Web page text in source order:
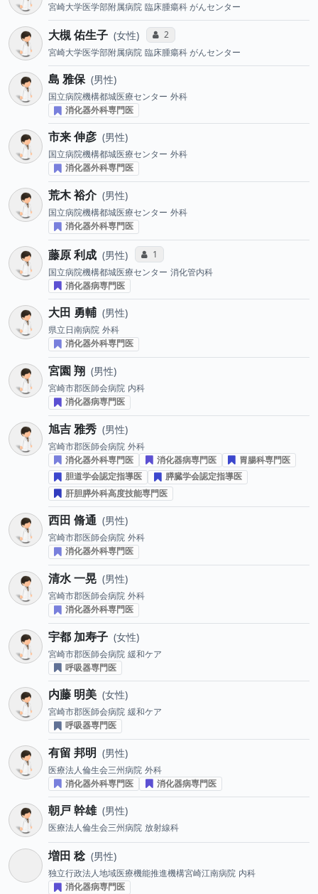
宮崎大学医学部附属病院 臨床腫瘍科 がんセンター
大槻 佑生子 女性 コミュニケーション・タイプ投票数
2
宮崎大学医学部附属病院 臨床腫瘍科 がんセンター
島 雅保 男性
国立病院機構都城医療センター 外科
消化器外科専門医
市来 伸彦 男性
国立病院機構都城医療センター 外科
消化器外科専門医
荒木 裕介 男性
国立病院機構都城医療センター 外科
消化器外科専門医
藤原 利成 男性 コミュニケーション・タイプ投票数
1
国立病院機構都城医療センター 消化管内科
消化器病専門医
大田 勇輔 男性
県立日南病院 外科
消化器外科専門医
宮園 翔 男性
宮崎市郡医師会病院 内科
消化器病専門医
旭吉 雅秀 男性
宮崎市郡医師会病院 外科
消化器外科専門医
消化器病専門医
胃腸科専門医
胆道学会認定指導医
膵臓学会認定指導医
肝胆膵外科高度技能専門医
西田 脩通 男性
宮崎市郡医師会病院 外科
消化器外科専門医
清水 一晃 男性
宮崎市郡医師会病院 外科
消化器外科専門医
宇都 加寿子 女性
宮崎市郡医師会病院 緩和ケア
呼吸器専門医
内藤 明美 女性
宮崎市郡医師会病院 緩和ケア
呼吸器専門医
有留 邦明 男性
医療法人倫生会三州病院 外科
消化器外科専門医
消化器病専門医
朝戸 幹雄 男性
医療法人倫生会三州病院 放射線科
増田 稔 男性
独立行政法人地域医療機能推進機構宮崎江南病院 内科
消化器病専門医